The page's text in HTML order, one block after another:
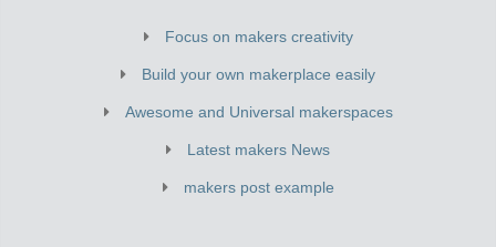
Focus on makers creativity
Build your own makerplace easily
Awesome and Universal makerspaces
Latest makers News
makers post example